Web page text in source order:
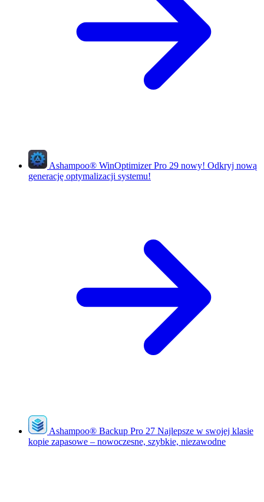
Ashampoo® WinOptimizer Pro 29 nowy! Odkryj nową
generację optymalizacji systemu!
Ashampoo® Backup Pro 27 Najlepsze w swojej klasie
kopie zapasowe – nowoczesne, szybkie, niezawodne